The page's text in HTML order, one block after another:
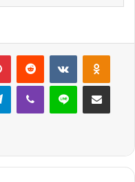
PinterestReddit VKontakte
TelegramViber Line E-Posta ile